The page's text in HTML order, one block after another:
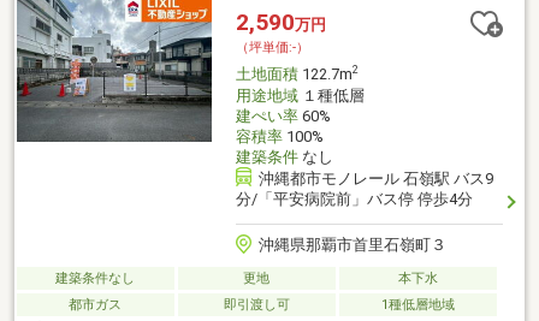
1010m)
2,590万円
（坪単価:-）
土地面積122.7m2
用途地域１種低層
建ぺい率60%
容積率100%
建築条件なし
沖縄都市モノレール 石嶺駅 バス9
分/「平安病院前」バス停 停歩4分
沖縄県那覇市首里石嶺町３
建築条件なし 更地
本下水
都市ガス
即引渡し可 1種低層地域